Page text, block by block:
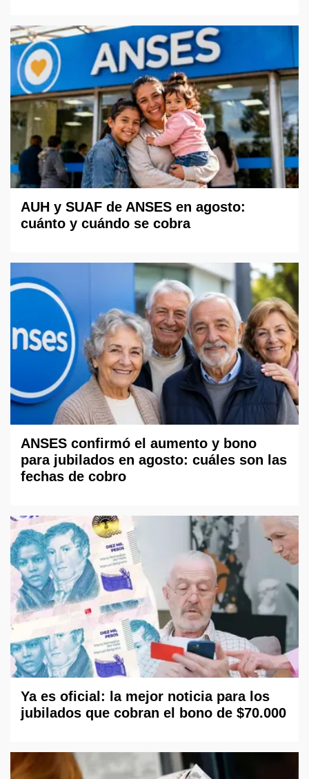
AUH y SUAF de ANSES en agosto:
cuánto y cuándo se cobra
ANSES confirmó el aumento y bono
para jubilados en agosto: cuáles son las
fechas de cobro
Ya es oficial: la mejor noticia para los
jubilados que cobran el bono de $70.000